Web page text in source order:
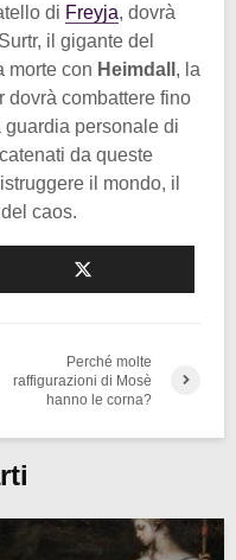
di Freyja, dovrà
il gigante del
morte con Heimdall , la
dovrà combattere fino
guardia personale di
da queste
il mondo, il
caos.
Perché molte
raffigurazioni di Mosè
hanno le corna?